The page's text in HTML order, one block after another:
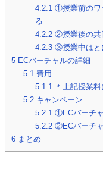
4.2.1 ①授業前のワ
る
4.2.2②授業後の共
4.2.3③授業中はと
5 ECバーチャルの詳細
5.1 費用
5.1.1
＊上記授業
5.2 キャンペーン
5.2.1 ①ECバーチ
5.2.2②ECバーチャ
6 まとめ